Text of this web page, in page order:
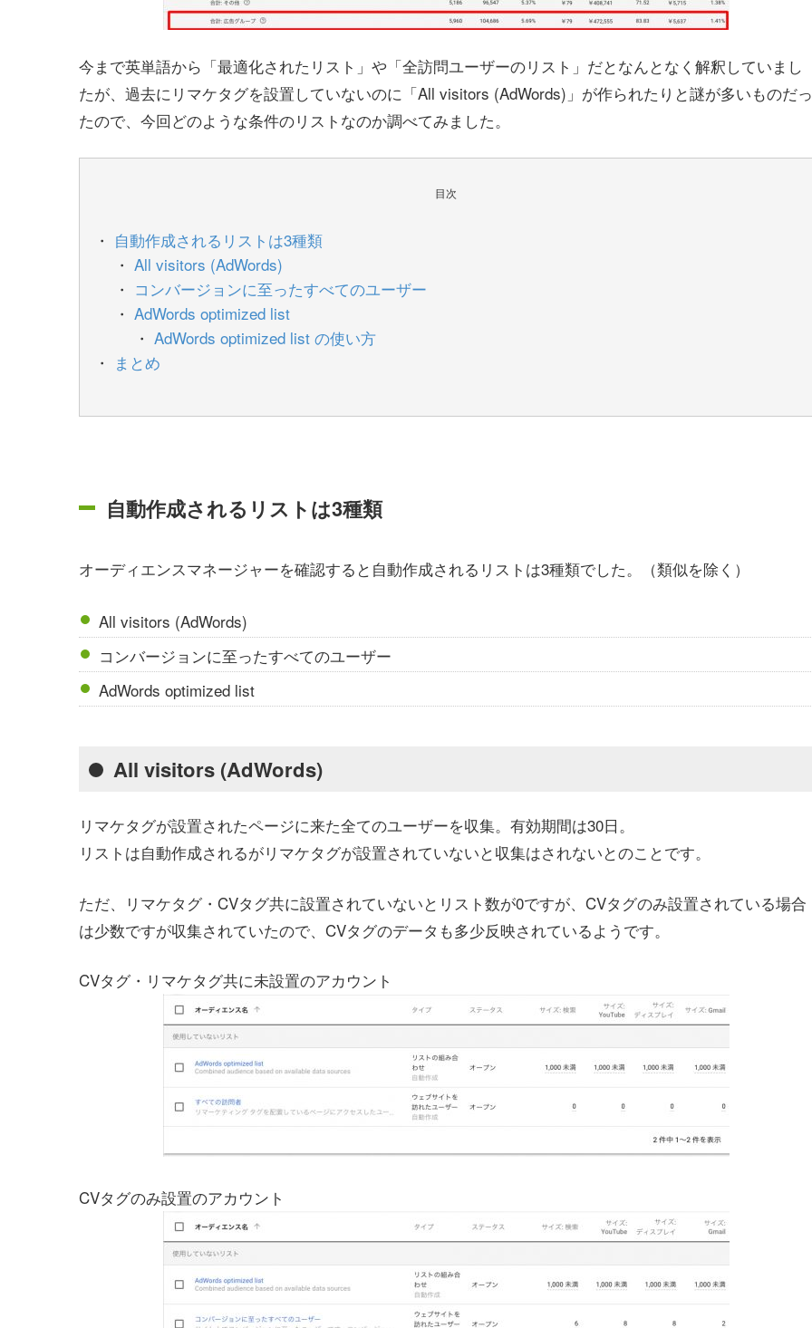
今まで英単語から「最適化されたリスト」や「全訪問ユーザーのリスト」だとなんとなく解釈していまし
たが、過去にリマケタグを設置していないのに「All visitors (AdWords)」が作られたりと謎が多いものだっ
たので、今回どのような条件のリストなのか調べてみました。
目次
自動作成されるリストは3種類
All visitors (AdWords)
コンバージョンに至ったすべてのユーザー
AdWords optimized list
AdWords optimized list の使い方
まとめ
自動作成されるリストは3種類
オーディエンスマネージャーを確認すると自動作成されるリストは3種類でした。（類似を除く）
All visitors (AdWords)
コンバージョンに至ったすべてのユーザー
AdWords optimized list
All visitors (AdWords)
リマケタグが設置されたページに来た全てのユーザーを収集。有効期間は30日。
リストは自動作成されるがリマケタグが設置されていないと収集はされないとのことです。
ただ、リマケタグ・CVタグ共に設置されていないとリスト数が0ですが、CVタグのみ設置されている場合
は少数ですが収集されていたので、CVタグのデータも多少反映されているようです。
CVタグ・リマケタグ共に未設置のアカウント
CVタグのみ設置のアカウント